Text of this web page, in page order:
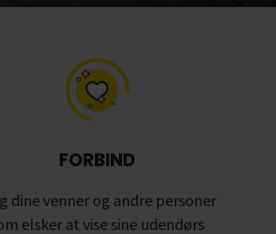
FORBIND
dine venner og andre personer
elsker at vise sine udendørs